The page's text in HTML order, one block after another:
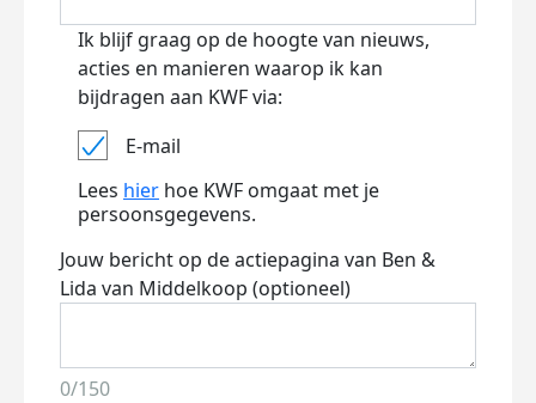
Ik blijf graag op de hoogte van nieuws,
acties en manieren waarop ik kan
bijdragen aan KWF via:
E-mail
Lees hier hoe KWF omgaat met je
persoonsgegevens.
Jouw bericht op de actiepagina van Ben &
Lida van Middelkoop (optioneel)
0/150